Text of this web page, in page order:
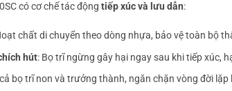
có cơ chế tác động tiếp xúc và lưu dẫn:
chất di chuyển theo dòng nhựa, bảo vệ toàn bộ
hút: Bọ trĩ ngừng gây hại ngay sau khi tiếp xúc,
bọ trĩ non và trưởng thành, ngăn chặn vòng đời lặp